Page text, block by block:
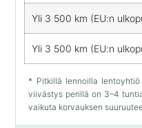
Yli 3 500 km (EU:n
Yli 3 500 km (EU:n
* Pitkillä lennoilla
viivästys perillä on 3–4
vaikuta korvauksen